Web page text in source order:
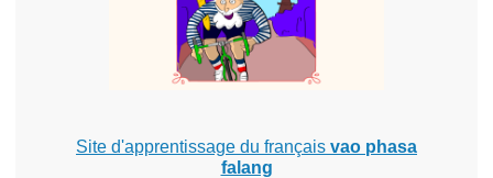
Site d'apprentissage du français vao phasa
falang